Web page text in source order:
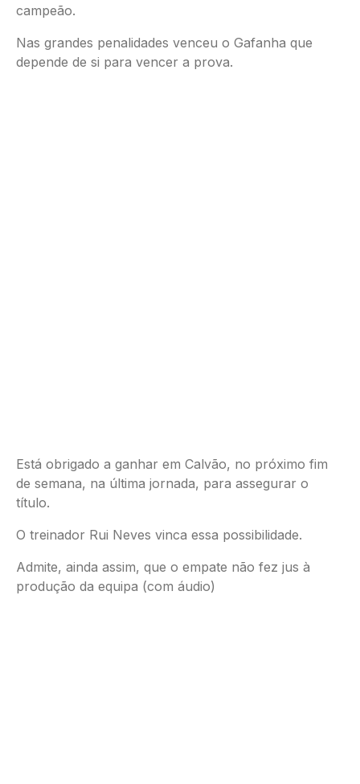
campeão.
Nas grandes penalidades venceu o Gafanha que
depende de si para vencer a prova.
Está obrigado a ganhar em Calvão, no próximo fim
de semana, na última jornada, para assegurar o
título.
O treinador Rui Neves vinca essa possibilidade.
Admite, ainda assim, que o empate não fez jus à
produção da equipa (com áudio)